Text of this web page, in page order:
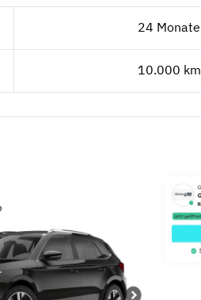
24 Monate
10.000 km